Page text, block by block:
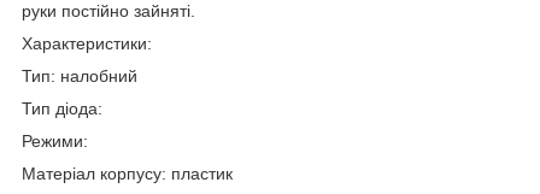
руки постійно зайняті.
Характеристики:
Тип: налобний
Тип діода:
Режими:
Матеріал корпусу: пластик